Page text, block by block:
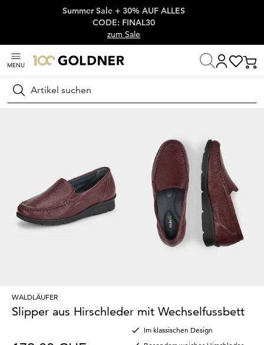
Überspringe Navigation, direkt zum Content
Summer Sale + 30% AUF ALLES
CODE: FINAL30
zum Sale
MENU
Suchen
Startseite Schuhe & Accessoires
WALDLÄUFER
Slipper aus Hirschleder mit Wechselfussbett
Im klassischen Design